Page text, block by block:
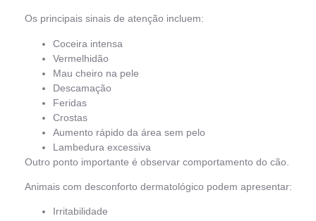
Os principais sinais de atenção incluem:
Coceira intensa
Vermelhidão
Mau cheiro na pele
Descamação
Feridas
Crostas
Aumento rápido da área sem pelo
Lambedura excessiva
Outro ponto importante é observar comportamento do cão.
Animais com desconforto dermatológico podem apresentar:
Irritabilidade